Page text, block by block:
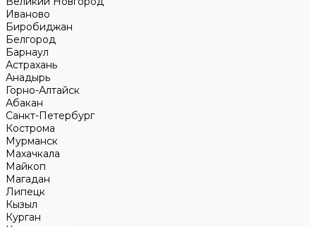
Иваново
Биробиджан
Белгород
Барнаул
Астрахань
Анадырь
Горно-Алтайск
Абакан
Санкт-Петербург
Кострома
Мурманск
Махачкала
Майкоп
Магадан
Липецк
Кызыл
Курган